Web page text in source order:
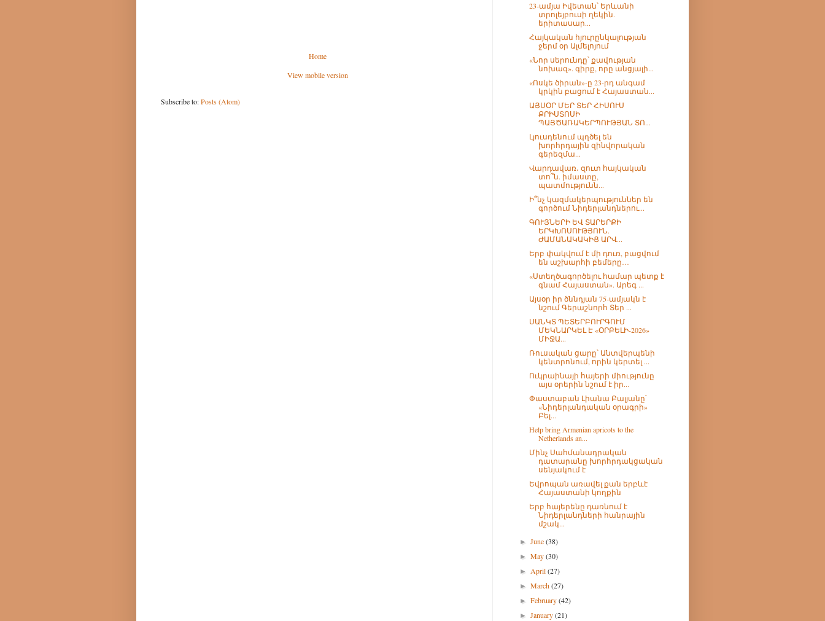
Home
View mobile version
Subscribe to:Posts (Atom)
23-ամյա Իվետան՝ Երևանի
տրոլեյբուսի ղեկին.
երիտասար...
Հայկական հյուրընկալության
ջերմ օր Ալմելոյում
«Նոր սերունդը՝ քավության
նոխազ». գիրք, որը անցյալի...
«Ոսկե ծիրան»-ը 23-րդ անգամ
կրկին բացում է Հայաստան...
ԱՅՍՕՐ ՄԵՐ ՏԵՐ ՀԻՍՈՒՍ
ՔՐԻՍՏՈՍԻ
ՊԱՅԾԱՌԱԿԵՐՊՈՒԹՅԱՆ ՏՈ...
Լյուսդենում պղծել են
խորհրդային զինվորական
գերեզմա...
Վարդավառ․ զուտ հայկական
տո՞ն. իմաստը,
պատմությունն...
Ի՞նչ կազմակերպություններ են
գործում Նիդերլանդներու...
ԳՈՒՅՆԵՐԻ ԵՎ ՏԱՐԵՐՔԻ
ԵՐԿԽՈՍՈՒԹՅՈՒՆ.
ԺԱՄԱՆԱԿԱԿԻՑ ԱՐՎ...
Երբ փակվում է մի դուռ, բացվում
են աշխարհի բեմերը…
«Ստեղծագործելու համար պետք է
գնամ Հայաստան». Արեգ ...
Այսօր իր ծննդյան 75-ամյակն է
նշում Գերաշնորհ Տեր ...
ՍԱՆԿՏ ՊԵՏԵՐԲՈՒՐԳՈՒՄ
ՄԵԿՆԱՐԿԵԼ Է «ՕՐԲԵԼԻ-2026»
ՄԻՋԱ...
Ռուսական ցարը՝ Անտվերպենի
կենտրոնում, որին կերտել ...
Ուկրաինայի հայերի միությունը
այս օրերին նշում է իր...
Փաստաբան Լիանա Բալյանը՝
«Նիդերլանդական օրագրի»
Բել...
Help bring Armenian apricots to the
Netherlands an...
Մինչ Սահմանադրական
դատարանը խորհրդակցական
սենյակում է
Եվրոպան առավել քան երբևէ
Հայաստանի կողքին
Երբ հայերենը դառնում է
Նիդերլանդների հանրային
մշակ...
►June(38)
►May(30)
►April(27)
►March(27)
►February(42)
►January(21)